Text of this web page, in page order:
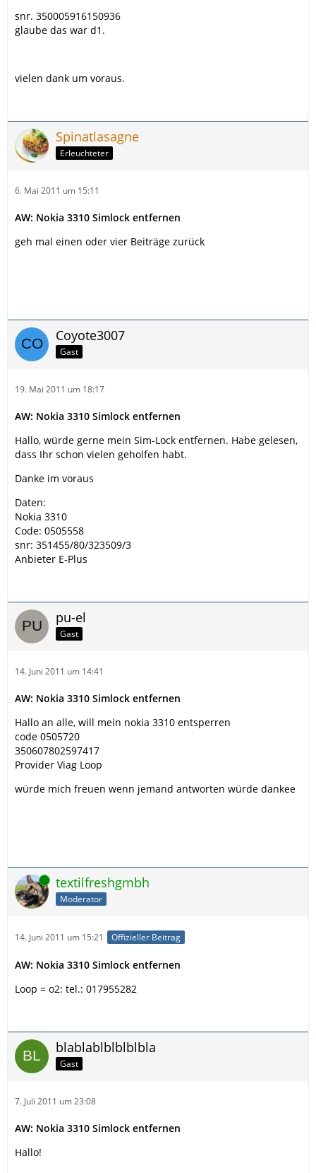
snr. 350005916150936
glaube das war d1.
vielen dank um voraus.
Spinatlasagne
Erleuchteter
6. Mai 2011 um 15:11
AW: Nokia 3310 Simlock entfernen
geh mal einen oder vier Beiträge zurück
Coyote3007
Gast
19. Mai 2011 um 18:17
AW: Nokia 3310 Simlock entfernen
Hallo, würde gerne mein Sim-Lock entfernen. Habe gelesen,
dass Ihr schon vielen geholfen habt.
Danke im voraus
Daten:
Nokia 3310
Code: 0505558
snr: 351455/80/323509/3
Anbieter E-Plus
pu-el
Gast
14. Juni 2011 um 14:41
AW: Nokia 3310 Simlock entfernen
Hallo an alle, will mein nokia 3310 entsperren
code 0505720
350607802597417
Provider Viag Loop
würde mich freuen wenn jemand antworten würde dankee
Online textilfreshgmbh
Moderator
14. Juni 2011 um 15:21 Offizieller Beitrag
AW: Nokia 3310 Simlock entfernen
Loop = o2: tel.: 017955282
blablablblblblbla
Gast
7. Juli 2011 um 23:08
AW: Nokia 3310 Simlock entfernen
Hallo!